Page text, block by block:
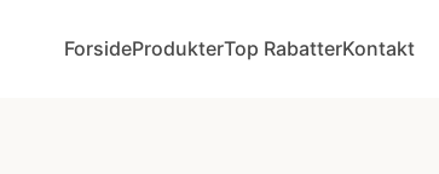
ForsideProdukterTop RabatterKontakt